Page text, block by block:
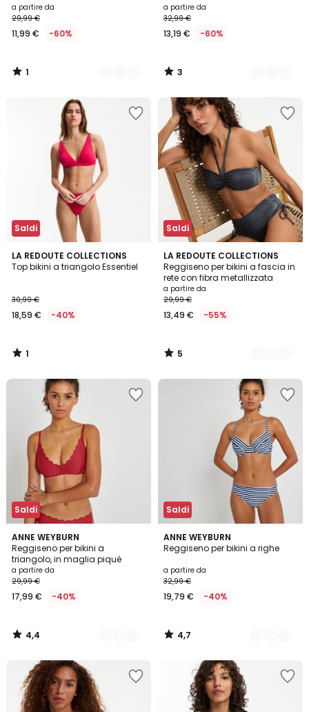
a partire da
29,99 €
11,99 € -60%
1
/
a partire da
32,99 €
13,19 € -60%
3
/
Saldi
LA REDOUTE COLLECTIONS
Top bikini a triangolo Essentiel
30,99 €
18,59 € -40%
1
/
1
/
Saldi
LA REDOUTE COLLECTIONS
Reggiseno per bikini a fascia in
rete con fibra metallizzata
a partire da
29,99 €
13,49 € -55%
5
/
5
2
Colori
5
/
Saldi
ANNE WEYBURN
Reggiseno per bikini a
triangolo, in maglia piqué
a partire da
29,99 €
17,99 € -40%
4,4
/ 5
2
Colori
4,4
/
Saldi
ANNE WEYBURN
Reggiseno per bikini a righe
a partire da
32,99 €
19,79 € -40%
4,7
/ 5
2
Colori
4,7
/